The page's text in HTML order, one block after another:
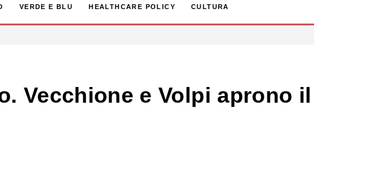
VERDE E BLU HEALTHCARE POLICY CULTURA
Vecchione e Volpi aprono il